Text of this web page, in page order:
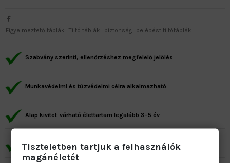
Figyelmeztető táblák Tiltó táblák biztonság belépést tiltótáblák
Szabvány szerinti, ellenőrzéshez megfelelő jelölés
Munkavédelmi és tűzvédelmi célra alkalmazható
Alap kivitel: várható élettartam legalább 3–5 év
Prémium kivitel: várható élettartam minimum 7–10 év
Tiszteletben tartjuk a felhasználók
magánéletét